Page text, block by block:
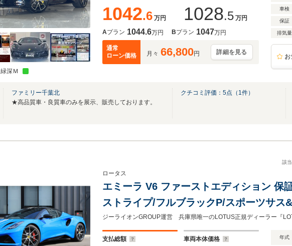
緑深Ｍ
1042.6 万円 1028.5 万円
Aプラン 1044.6万円 Bプラン 1047万円
通常
ローン価格
月々 66,800円 詳細を見る
車検
保証
排気量
ファミリー千葉北
★高品質車・良質車のみを展示、販売しております。
クチコミ評価： 5点（ 1件）
該
ロータス
エミーラ V6 ファーストエディション 保
ストライプ/フルブラックP/スポーツサス
ザー&グレーステッチ/レッドキャリパー/
ール/KEFプレミアムサウンド
支払総額 車両本体価格 年式